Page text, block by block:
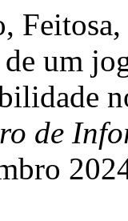
um
de